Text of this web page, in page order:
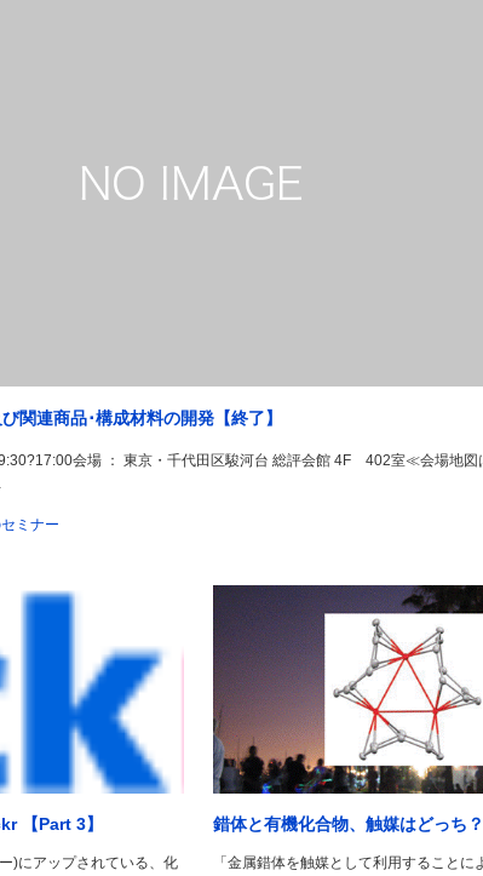
関連商品･構成材料の開発【終了】
会場 ： 東京・千代田区駿河台 総評会館 4F 402室≪会場地
ミナー
【Part 3】
)にアップされている、化
錯体と有機化合物、触媒はどっち？
「金属錯体を触媒として利用することに